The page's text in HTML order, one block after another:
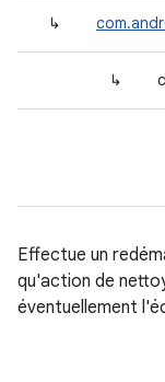
↳
↳
Effectue un
qu'action de
éventuellement